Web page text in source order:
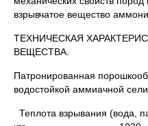
взрывчатое вещество
ТЕХНИЧЕСКАЯ
ВЕЩЕСТВА.
Патронированная
водостойкой аммиачной
Теплота взрывания (вода,